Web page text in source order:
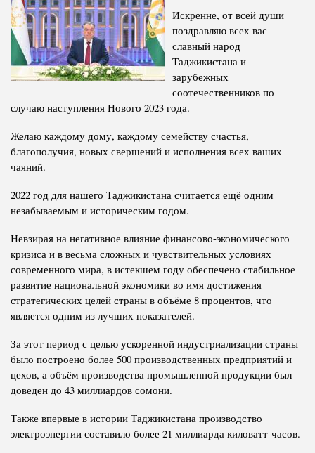
Полномочия
Биография
Книги
Пресс-центр
ПРЕЗИДЕНТ РЕСПУБЛИКИ ТАДЖИКИСТАН
Структура Института
Руководители и сотрудники
История руководителей
Искренне, от всей души
поздравляю всех вас –
славный народ
Таджикистана и
зарубежных
соотечественников по
случаю наступления Нового 2023 года.
Желаю каждому дому, каждому семейству счастья,
благополучия, новых свершений и исполнения всех ваших
чаяний.
2022 год для нашего Таджикистана считается ещё одним
незабываемым и историческим годом.
Невзирая на негативное влияние финансово-экономического
кризиса и в весьма сложных и чувствительных условиях
современного мира, в истекшем году обеспечено стабильное
развитие национальной экономики во имя достижения
стратегических целей страны в объёме 8 процентов, что
является одним из лучших показателей.
За этот период с целью ускоренной индустриализации страны
было построено более 500 производственных предприятий и
цехов, а объём производства промышленной продукции был
доведен до 43 миллиардов сомони.
Также впервые в истории Таджикистана производство
электроэнергии составило более 21 миллиарда киловатт-часов.